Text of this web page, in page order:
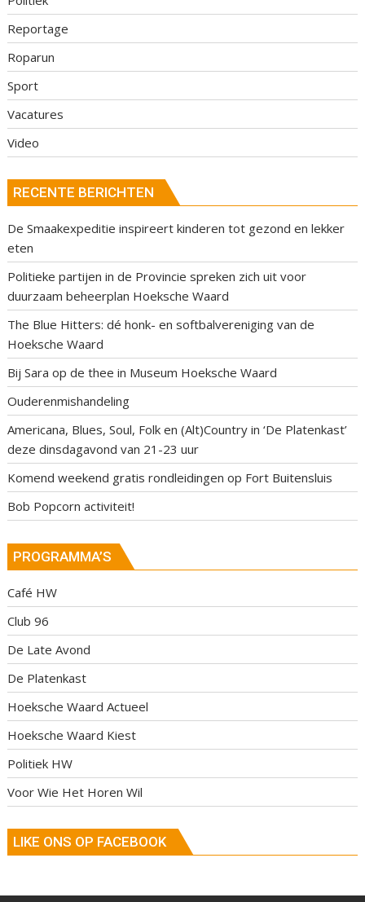
Reportage
Roparun
Sport
Vacatures
Video
RECENTE BERICHTEN
De Smaakexpeditie inspireert kinderen tot gezond en lekker
eten
Politieke partijen in de Provincie spreken zich uit voor
duurzaam beheerplan Hoeksche Waard
The Blue Hitters: dé honk- en softbalvereniging van de
Hoeksche Waard
Bij Sara op de thee in Museum Hoeksche Waard
Ouderenmishandeling
Americana, Blues, Soul, Folk en (Alt)Country in ‘De Platenkast’
deze dinsdagavond van 21-23 uur
Komend weekend gratis rondleidingen op Fort Buitensluis
Bob Popcorn activiteit!
PROGRAMMA’S
Café HW
Club 96
De Late Avond
De Platenkast
Hoeksche Waard Actueel
Hoeksche Waard Kiest
Politiek HW
Voor Wie Het Horen Wil
LIKE ONS OP FACEBOOK